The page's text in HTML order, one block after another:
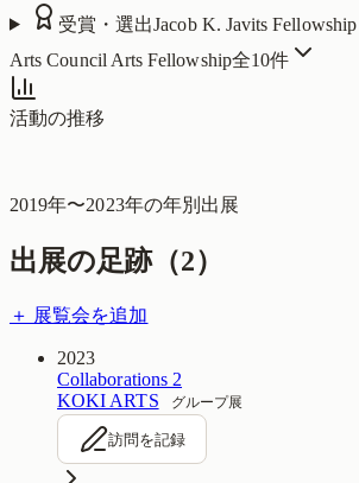
受賞・選出Jacob K. Javits
Arts Council Arts Fellowship全10件
活動の推移
2019年〜2023年の年別出展
出展の足跡（2）
＋ 展覧会を追加
2023
Collaborations 2
KOKI ARTS
グループ展
訪問を記録